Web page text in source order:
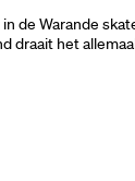
de Warande
draait het